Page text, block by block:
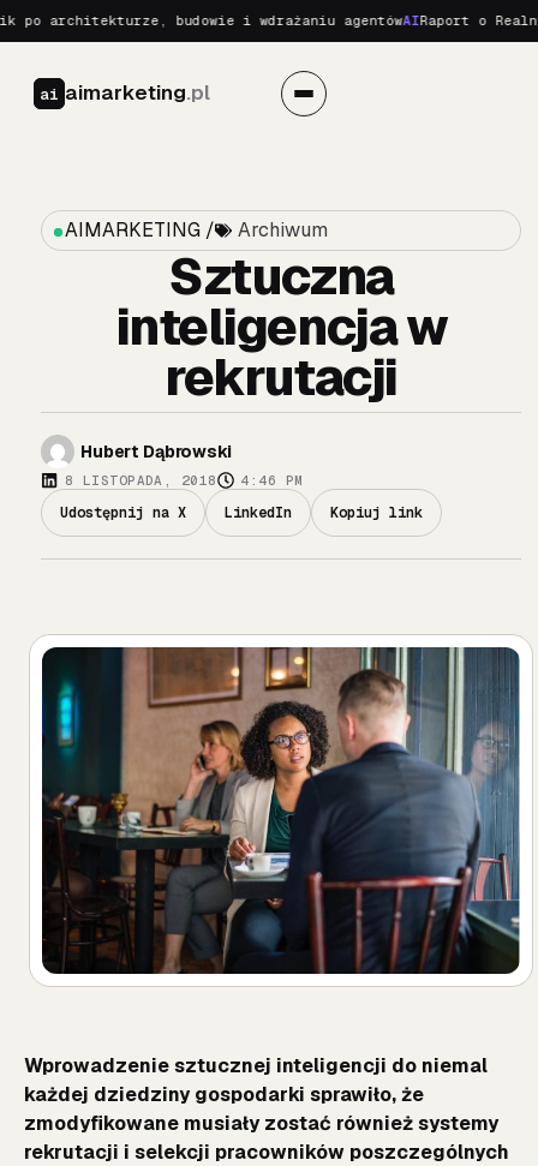
architekturze, budowie i wdrażaniu agentówAIRaport o Realnych
ai aimarketing.pl
AIMARKETING / Archiwum
Sztuczna
inteligencja w
rekrutacji
Hubert Dąbrowski
8 LISTOPADA, 2018 4:46 PM
Udostępnij na X LinkedIn Kopiuj link
Wprowadzenie sztucznej inteligencji do niemal
każdej dziedziny gospodarki sprawiło, że
zmodyfikowane musiały zostać również systemy
rekrutacji i selekcji pracowników poszczególnych